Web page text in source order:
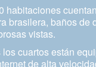
habitaciones
brasilera, baños de
vistas.
los cuartos están
de alta